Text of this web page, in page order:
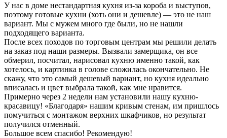
У нас в доме нестандартная кухня из-за короба и выступов,
поэтому готовые кухни (хоть они и дешевле) — это не наш
вариант. Мы с мужем много где были, но не нашли
подходящего варианта.
После всех походов по торговым центрам мы решили делать
на заказ под наши размеры. Вызвали замерщика, он все
обмерил, посчитал, нарисовал кухню именно такой, как
хотелось, и картинка в голове сложилась окончательно. Не
скажу, что это самый дешевый вариант, но кухня идеально
вписалась и цвет выбрала такой, как мне нравится.
Примерно через 2 недели нам установили нашу кухню-
красавицу! «Благодаря» нашим кривым стенам, им пришлось
помучиться с монтажом верхних шкафчиков, но результат
получился отменный.
Большое всем спасибо! Рекомендую!